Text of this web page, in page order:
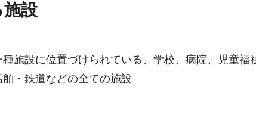
設
施設に位置づけられている、学校、病院、児童
・鉄道などの全ての施設